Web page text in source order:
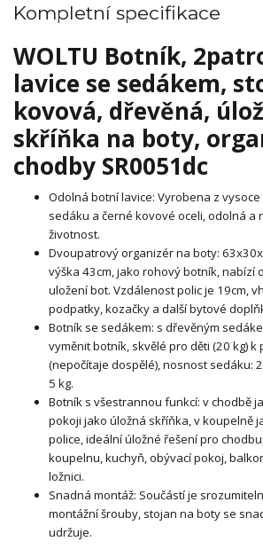
Kompletní specifikace
WOLTU Botník,
lavice se sedákem,
kovová, dřevěná,
skříňka na boty,
chodby SR0051dc
Odolná botní lavice: Vyrobena z vysoce
sedáku a černé kovové oceli, odolná a
životnost.
Dvoupatrový organizér na boty:
výška 43cm, jako rohový botník, nabízí
uložení bot. Vzdálenost polic je 19cm,
podpatky, kozačky a další bytové
Botník se sedákem: s dřevěným
vyměnit botník, skvělé pro děti (20 kg)
(nepočítaje dospělé), nosnost sedáku:
5 kg.
Botník s všestrannou funkcí: v chodbě
pokoji jako úložná skříňka, v koupelně
police, ideální úložné řešení pro
koupelnu, kuchyň, obývací pokoj,
ložnici.
Snadná montáž: Součástí je
montážní šrouby, stojan na boty se
udržuje.